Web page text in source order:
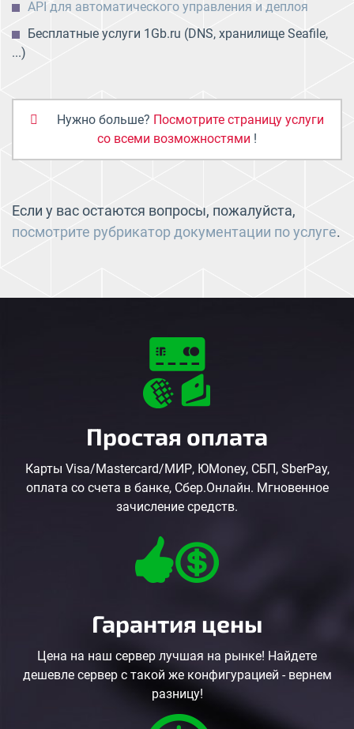
API для автоматического управления и деплоя
Бесплатные услуги 1Gb.ru (DNS, хранилище Seafile,
...)
Нужно больше? Посмотрите страницу услуги
со всеми возможностями !
Если у вас остаются вопросы, пожалуйста,
посмотрите рубрикатор документации по услуге.
Простая оплата
Карты Visa/Mastercard/МИР, ЮMoney, СБП, SberPay,
оплата со счета в банке, Сбер.Онлайн. Мгновенное
зачисление средств.
Гарантия цены
Цена на наш сервер лучшая на рынке! Найдете
дешевле сервер с такой же конфигурацией - вернем
разницу!